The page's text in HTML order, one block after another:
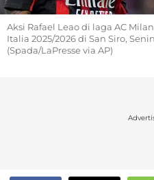
Aksi Rafael Leao di laga AC
Italia 2025/2026 di San Siro,
(Spada/LaPresse via AP)